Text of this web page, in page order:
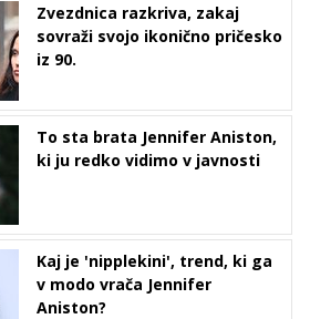
Zvezdnica razkriva, zakaj
sovraži svojo ikonično pričesko
iz 90.
To sta brata Jennifer Aniston,
ki ju redko vidimo v javnosti
Kaj je 'nipplekini', trend, ki ga
v modo vrača Jennifer
Aniston?